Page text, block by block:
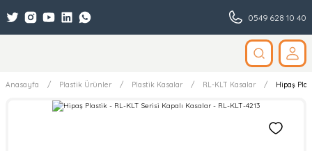
0549 628 10 40
Anasayfa Plastik Ürünler Plastik Kasalar RL-KLT Kasalar Hipaş